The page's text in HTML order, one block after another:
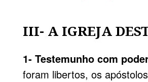
III- A IGREJA
1- Testemunho com
foram libertos, os